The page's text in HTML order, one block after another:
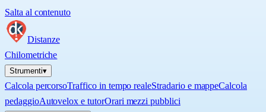
Salta al contenuto
Distanze
Chilometriche
Strumenti▾
Calcola percorsoTraffico in tempo realeStradario e mappeCalcola
pedaggioAutovelox e tutorOrari mezzi pubblici